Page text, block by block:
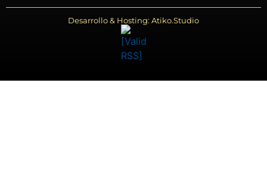
Desarrollo & Hosting: Atiko.Studio